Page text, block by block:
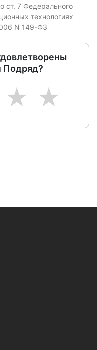
ст. 7 Федерального
технологиях
N 149-ФЗ
Подряд?
5
4